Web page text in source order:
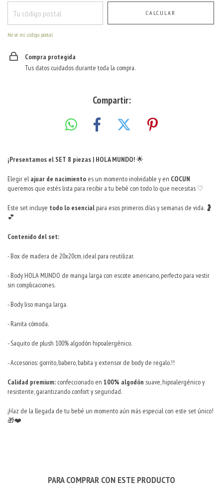
CALCULAR
No sé mi código postal
Compra protegida
Tus datos cuidados durante toda la compra.
Compartir:
¡Presentamos el SET 8 piezas | HOLA MUNDO!🌟
Elegir el ajuar de nacimiento es un momento inolvidable y en COCUN
queremos que estés lista para recibir a tu bebé con todo lo que necesitas ♡
Este set incluye todo lo esencial para esos primeros días y semanas de vida. 🤰
💕
Contenido del set:
- Box de madera de 20x20cm, ideal para reutilizar.
- Body HOLA MUNDO de manga larga con escote americano, perfecto para vestir
sin complicaciones.
- Body liso manga larga.
- Ranita cómoda.
- Saquito de plush 100% algodón hipoalergénico.
- Accesorios: gorrito, babero, babita y extensor de body de regalo.!!
Calidad premium: confeccionado en 100% algodón suave, hipoalergénico y
resistente, garantizando confort y seguridad.
¡Haz de la llegada de tu bebé un momento aún más especial con este set único!
🎁❤️
PARA COMPRAR CON ESTE PRODUCTO